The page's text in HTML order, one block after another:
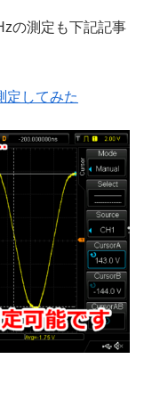
の測定も下記記事
定してみた